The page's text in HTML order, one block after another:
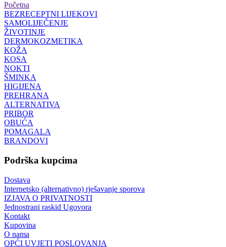
Početna
BEZRECEPTNI LIJEKOVI
SAMOLIJEČENJE
ŽIVOTINJE
DERMOKOZMETIKA
KOŽA
KOSA
NOKTI
ŠMINKA
HIGIJENA
PREHRANA
ALTERNATIVA
PRIBOR
OBUĆA
POMAGALA
BRANDOVI
Podrška kupcima
Dostava
Internetsko (alternativno) rješavanje sporova
IZJAVA O PRIVATNOSTI
Jednostrani raskid Ugovora
Kontakt
Kupovina
O nama
OPĆI UVJETI POSLOVANJA